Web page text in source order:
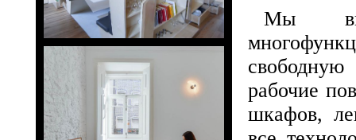
Мы
рабочие
шкафов,